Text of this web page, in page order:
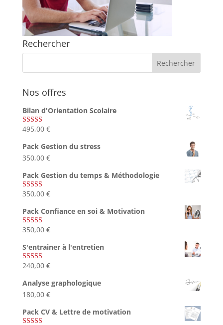
Rechercher
Nos offres
Bilan d'Orientation Scolaire
Note4.75
495,00 €
Pack Gestion du stress
350,00 €
Pack Gestion du temps & Méthodologie
Note5.00
350,00 €
Pack Confiance en soi & Motivation
Note5.00
350,00 €
S'entrainer à l'entretien
Note4.83
240,00 €
Analyse graphologique
180,00 €
Pack CV & Lettre de motivation